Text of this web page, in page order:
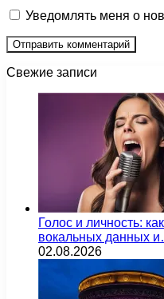
Уведомлять меня о
Свежие записи
Голос и личность:
вокальных данных
02.08.2026